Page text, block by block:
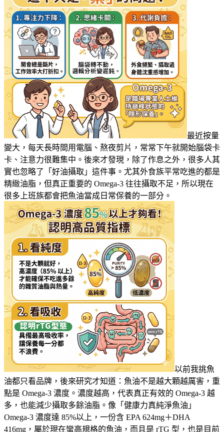
最近按量
變大，每天長時間用電腦、熬夜剪片，常常下午就開始腦袋卡
卡、注意力很難集中。後來才發現，除了作息之外，很多人其
實也忽略了「好油攝取」這件事。尤其外食族平常吃進的都是
精緻油脂，但真正重要的 Omega-3 往往攝取不足，所以現在
很多上班族都會把魚油當成日常保養的一部分。
以前我挑魚
油都只看品牌，後來研究才知道：魚油不是越大顆越厲害，重
點是 Omega-3 濃度。濃度越高，代表真正有效的 Omega-3 越
多，也能減少攝取多餘油脂。像「健康力真純淨魚油」
Omega-3 濃度達 85%以上，一份含 EPA 624mg＋DHA
416mg，屬於現在蠻高規格的魚油，而且是 rTG 型，也是目前